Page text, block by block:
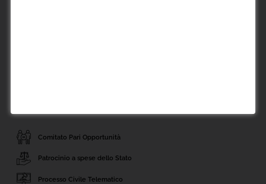
Comitato Pari Opportunità
Patrocinio a spese dello Stato
Processo Civile Telematico